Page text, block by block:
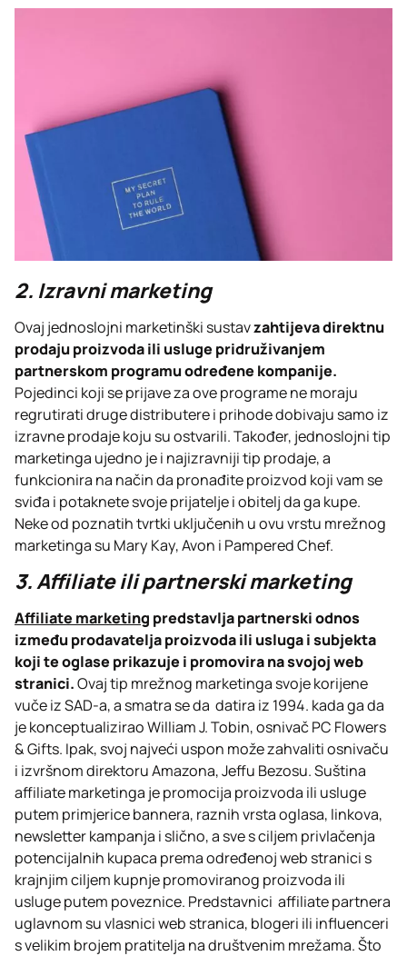
2. Izravni marketing
Ovaj jednoslojni marketinški sustavzahtijeva direktnu
prodaju proizvoda ili usluge pridruživanjem
partnerskom programu određene kompanije.
Pojedinci koji se prijave za ove programe ne moraju
regrutirati druge distributere i prihode dobivaju samo iz
izravne prodaje koju su ostvarili. Također, jednoslojni tip
marketinga ujedno je i najizravniji tip prodaje, a
funkcionira na način da pronađite proizvod koji vam se
sviđa i potaknete svoje prijatelje i obitelj da ga kupe.
Neke od poznatih tvrtki uključenih u ovu vrstu mrežnog
marketinga su Mary Kay, Avon i Pampered Chef.
3. Affiliate ili partnerski marketing
Affiliate marketing predstavlja partnerski odnos
između prodavatelja proizvoda ili usluga i subjekta
koji te oglase prikazuje i promovira na svojoj web
stranici.Ovaj tip mrežnog marketinga svoje korijene
vuče iz SAD-a, a smatra se da datira iz 1994. kada ga da
je konceptualizirao William J. Tobin, osnivač PC Flowers
& Gifts. Ipak, svoj najveći uspon može zahvaliti osnivaču
i izvršnom direktoru Amazona, Jeffu Bezosu. Suština
affiliate marketinga je promocija proizvoda ili usluge
putem primjerice bannera, raznih vrsta oglasa, linkova,
newsletter kampanja i slično, a sve s ciljem privlačenja
potencijalnih kupaca prema određenoj web stranici s
krajnjim ciljem kupnje promoviranog proizvoda ili
usluge putem poveznice. Predstavnici affiliate partnera
uglavnom su vlasnici web stranica, blogeri ili influenceri
s velikim brojem pratitelja na društvenim mrežama. Što